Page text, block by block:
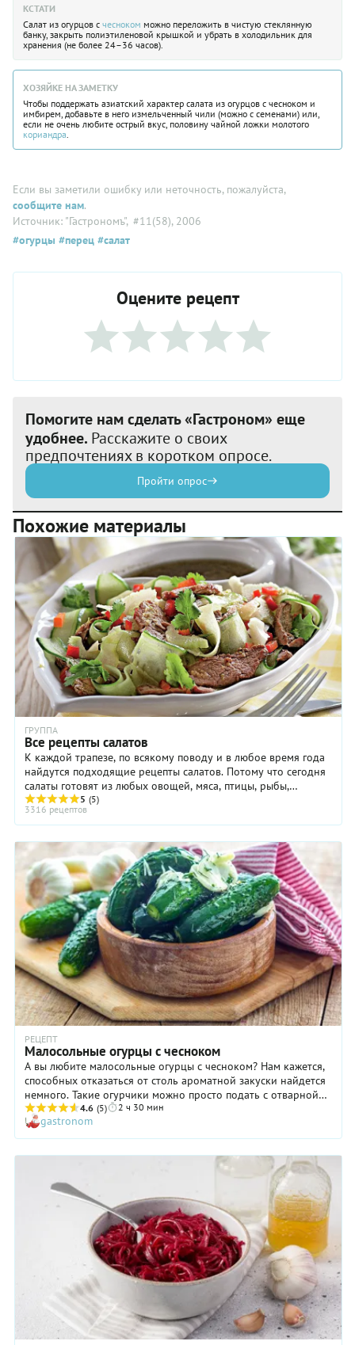
КСТАТИ
Салат из огурцов с чесноком можно переложить в чистую стеклянную
банку, закрыть полиэтиленовой крышкой и убрать в холодильник для
хранения (не более 24–36 часов).
ХОЗЯЙКЕ НА ЗАМЕТКУ
Чтобы поддержать азиатский характер салата из огурцов с чесноком и
имбирем, добавьте в него измельченный чили (можно с семенами) или,
если не очень любите острый вкус, половину чайной ложки молотого
кориандра
Если вы заметили ошибку или неточность, пожалуйста,
сообщите нам.
Источник: "Гастрономъ", #11(58), 2006
#огурцы #перец #салат
Оцените рецепт
Помогите нам сделать «Гастроном» еще
удобнее. Расскажите о своих
предпочтениях в коротком опросе.
Пройти опрос
Похожие материалы
ГРУППА
Все рецепты салатов
К каждой трапезе, по всякому поводу и в любое время года
найдутся подходящие рецепты салатов. Потому что сегодня
салаты готовят из любых овощей, мяса, птицы, рыбы,
макаронных изделий, крупы и бобовых, ...
5 (5)
3316 рецептов
РЕЦЕПТ
Малосольные огурцы с чесноком
А вы любите малосольные огурцы с чесноком? Нам кажется,
способных отказаться от столь ароматной закуски найдется
немного. Такие огурчики можно просто подать с отварной
картошечкой, посыпав ее зеленью, — и легкий ужин,
пожалуй, идеальный для летнего дня, готов. Мясо не
потребуется! Малосольные огурцы с чесноком можно
добавить и в салат, например, самый простой, любимый
многими — с помидорами, яйцами и зеленью. Вкус блюда
приобретет совершенно новые, оригинальные «интонации».
Виды зелени для засолки огурцов по этому рецепту можно
варьировать по вашему желанию. А вот от дубовых листьев
отказываться ни в коем случае нельзя: они вкупе с хреном
обеспечивают плодам крепость и хрустящую текстуру.
4.6 (5) 2 ч 30 мин
gastronom